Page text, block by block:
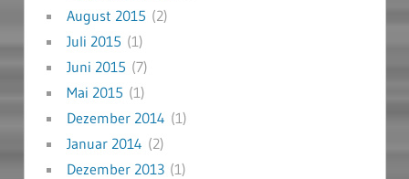
August 2015 (2)
Juli 2015 (1)
Juni 2015 (7)
Mai 2015 (1)
Dezember 2014 (1)
Januar 2014 (2)
Dezember 2013(1)